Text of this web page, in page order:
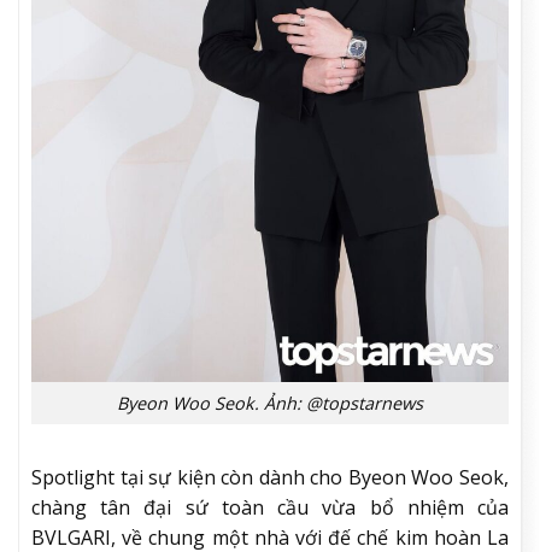
Byeon Woo Seok. Ảnh: @topstarnews
Spotlight tại sự kiện còn dành cho Byeon Woo Seok,
chàng tân đại sứ toàn cầu vừa bổ nhiệm của
BVLGARI, về chung một nhà với đế chế kim hoàn La